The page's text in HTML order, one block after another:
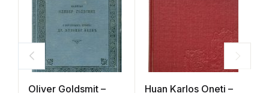
Oliver Goldsmit –
Huan Karlos Oneti –